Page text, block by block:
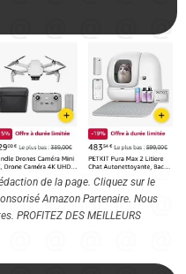
de la page. Cliquez sur le
Amazon Partenaire. Nous
PROFITEZ DES MEILLEURS